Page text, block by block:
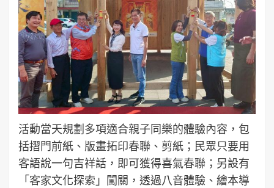
活動當天規劃多項適合親子同樂的體驗內容，包
括摺門前紙、版畫拓印春聯、剪紙；民眾只要用
客語說一句吉祥話，即可獲得喜氣春聯；另設有
「客家文化探索」闖關，透過八音體驗、繪本導